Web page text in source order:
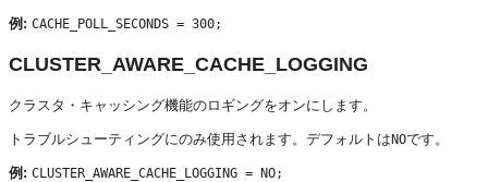
例: CACHE_POLL_SECONDS = 300;
CLUSTER_AWARE_CACHE_LOGGING
クラスタ・キャッシング機能のロギングをオンにします。
トラブルシューティングにのみ使用されます。デフォルトは NOです。
例: CLUSTER_AWARE_CACHE_LOGGING = NO;